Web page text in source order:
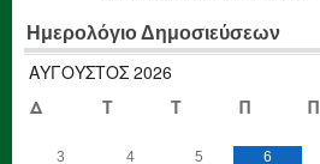
Ημερολόγιο Δημοσιεύσεων
ΑΎΓΟΥΣΤΟΣ 2026
Δ
Τ Τ Π Π
3
4 5 6